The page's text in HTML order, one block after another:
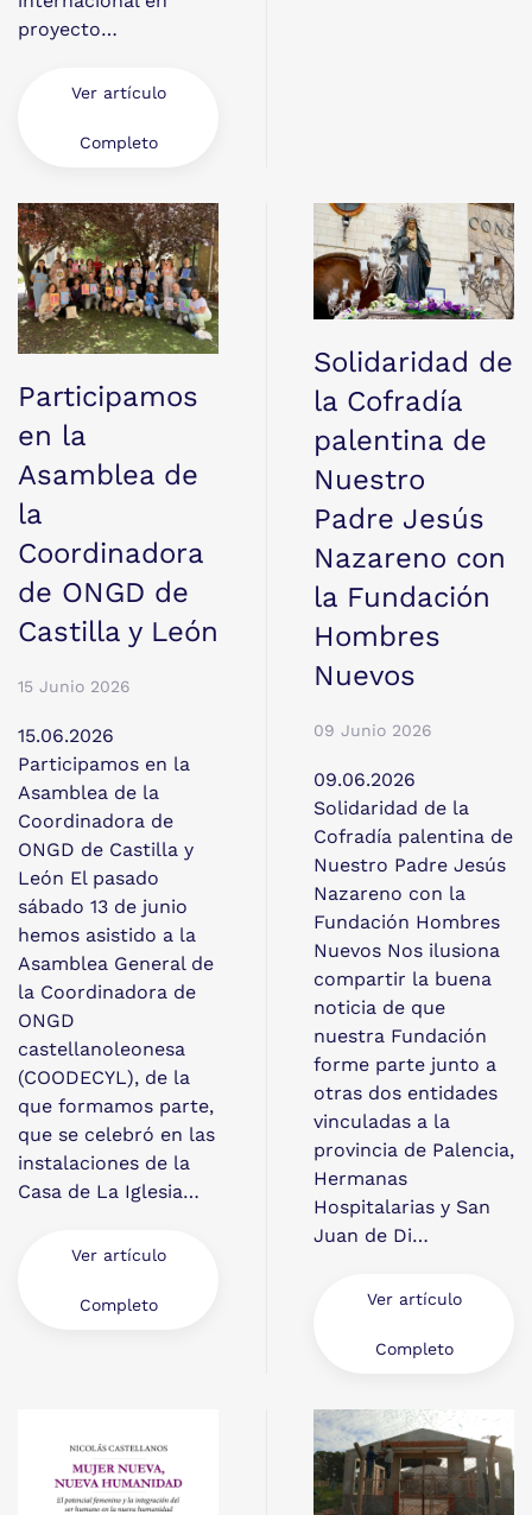
proyecto…
Ver artículo
Completo
Participamos
en la
Asamblea de
la
Coordinadora
de ONGD de
Castilla y León
15 Junio 2026
15.06.2026
Participamos en la
Asamblea de la
Coordinadora de
ONGD de Castilla y
León El pasado
sábado 13 de junio
hemos asistido a la
Asamblea General de
la Coordinadora de
ONGD
castellanoleonesa
(COODECYL), de la
que formamos parte,
que se celebró en las
instalaciones de la
Casa de La Iglesia…
Ver artículo
Completo
Solidaridad de
la Cofradía
palentina de
Nuestro
Padre Jesús
Nazareno con
la Fundación
Hombres
Nuevos
09 Junio 2026
09.06.2026
Solidaridad de la
Cofradía palentina de
Nuestro Padre Jesús
Nazareno con la
Fundación Hombres
Nuevos Nos ilusiona
compartir la buena
noticia de que
nuestra Fundación
forme parte junto a
otras dos entidades
vinculadas a la
provincia de Palencia,
Hermanas
Hospitalarias y San
Juan de Di…
Ver artículo
Completo